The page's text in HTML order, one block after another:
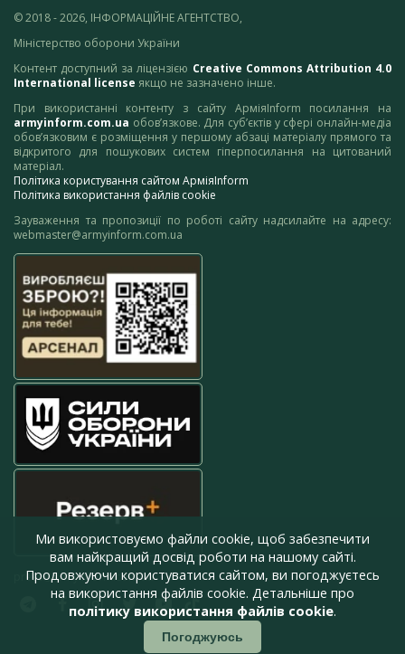
© 2018 - 2026, ІНФОРМАЦІЙНЕ АГЕНТСТВО,
Міністерство оборони України
Контент доступний за ліцензією Creative Commons Attribution 4.0
International license якщо не зазначено інше.
При використанні контенту з сайту АрміяInform посилання на
armyinform.com.ua обов’язкове. Для суб’єктів у сфері онлайн-медіа
обов’язковим є розміщення у першому абзаці матеріалу прямого та
відкритого для пошукових систем гіперпосилання на цитований
матеріал.
Політика користування сайтом АрміяInform
Політика використання файлів cookie
Зауваження та пропозиції по роботі сайту надсилайте на адресу:
webmaster@armyinform.com.ua
press@armyinform.com.ua
Ми використовуємо файли cookie, щоб забезпечити
вам найкращий досвід роботи на нашому сайті.
Продовжуючи користуватися сайтом, ви погоджуєтесь
на використання файлів cookie. Детальніше про
політику використання файлів cookie.
Погоджуюсь